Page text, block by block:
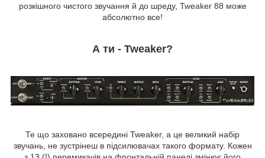
розкішного чистого звучання й до шреду, Tweaker 88 може
абсолютно все!
А ти - Tweaker?
Те що заховано всередині Tweaker, а це великий набір
звучань, не зустрінеш в підсилювачах такого формату. Кожен